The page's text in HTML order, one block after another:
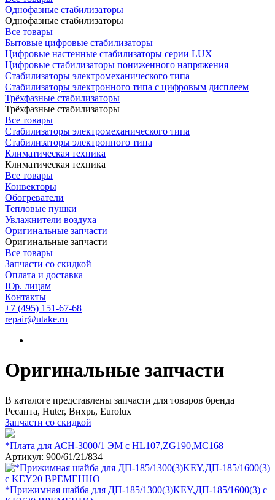
Однофазные стабилизаторы
Однофазные стабилизаторы
Все товары
Бытовые цифровые стабилизаторы
Цифровые настенные стабилизаторы серии LUX
Цифровые стабилизаторы пониженного напряжения
Стабилизаторы электромеханического типа
Стабилизаторы электронного типа с цифровым дисплеем
Трёхфазные стабилизаторы
Трёхфазные стабилизаторы
Все товары
Стабилизаторы электромеханического типа
Стабилизаторы электронного типа
Климатическая техника
Климатическая техника
Все товары
Конвекторы
Обогреватели
Тепловые пушки
Увлажнители воздуха
Оригинальные запчасти
Оригинальные запчасти
Все товары
Запчасти со скидкой
Оплата и доставка
Юр. лицам
Контакты
+7 (495) 151-67-68
repair@utake.ru
Оригинальные запчасти
В каталоге представлены запчасти для товаров бренда
Ресанта, Huter, Вихрь, Eurolux
Запчасти со скидкой
*Плата для АСН-3000/1 ЭМ с HL107,ZG190,MC168
Артикул: 900/61/21/834
*Прижимная шайба для ДП-185/1300(3)KEY,ДП-185/1600(3) с